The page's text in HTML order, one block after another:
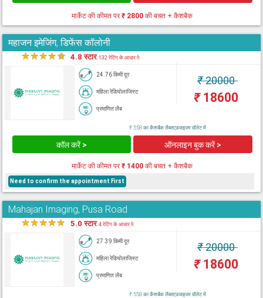
मार्केट की कीमत पर₹ 2800 की बचत + कैशबैक
महाजन इमेजिंग, डिफेंस कॉलोनी
★★★★★ 4.8 स्टार132 रेटिंग के आधार पे
24.76 किमी दूर
महिला रेडियोलाजिस्ट
प्रमाणित लैब
₹20000
₹18600
₹ 558 का कैशबैक लैब्सएडवाइजर वॉलेट में
कॉल करें > ऑनलाइन बुक करें >
मार्केट की कीमत पर₹ 1400 की बचत + कैशबैक
Need to confirm the appointment First
Mahajan Imaging, Pusa Road
★★★★★ 5.0 स्टार4 रेटिंग के आधार पे
27.39 किमी दूर
महिला रेडियोलाजिस्ट
प्रमाणित लैब
₹20000
₹18600
₹ 558 का कैशबैक लैब्सएडवाइजर वॉलेट में